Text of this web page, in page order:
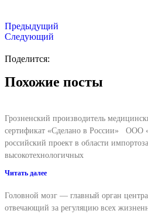
Предыдущий
Следующий
Поделится:
Похожие посты
Грозненский производитель
сертификат «Сделано в России»
российский проект в области
высокотехнологичных
Читать далее
Головной мозг — главный орган
отвечающий за регуляцию всех